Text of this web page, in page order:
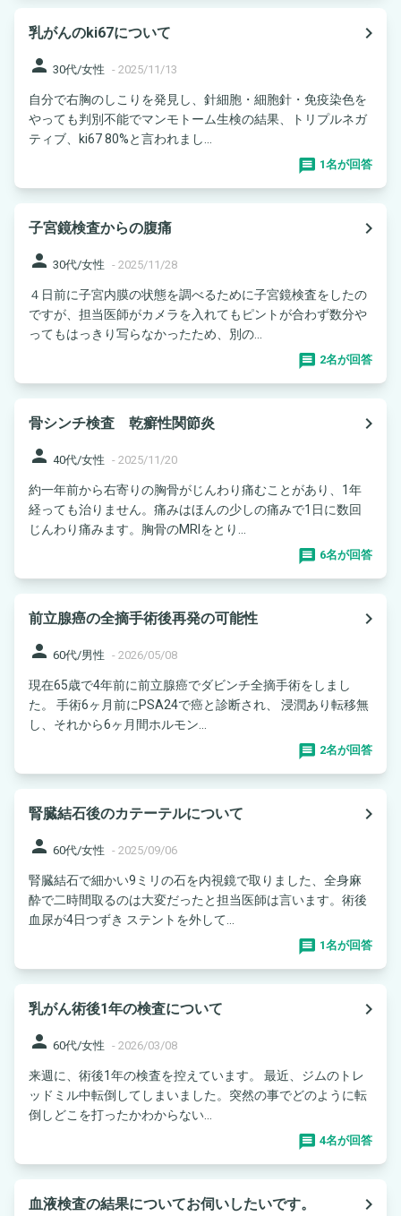
乳がんのki67について
navigate_next
person 30代/女性 - 2025/11/13
自分で右胸のしこりを発見し、針細胞・細胞針・免疫染色を
やっても判別不能でマンモトーム生検の結果、トリプルネガ
ティブ、ki67 80%と言われまし...
1名が回答
子宮鏡検査からの腹痛
navigate_next
person 30代/女性 - 2025/11/28
４日前に子宮内膜の状態を調べるために子宮鏡検査をしたの
ですが、担当医師がカメラを入れてもピントが合わず数分や
ってもはっきり写らなかったため、別の...
2名が回答
骨シンチ検査 乾癬性関節炎
navigate_next
person 40代/女性 - 2025/11/20
約一年前から右寄りの胸骨がじんわり痛むことがあり、1年
経っても治りません。痛みはほんの少しの痛みで1日に数回
じんわり痛みます。胸骨のMRIをとり...
6名が回答
前立腺癌の全摘手術後再発の可能性
navigate_next
person 60代/男性 - 2026/05/08
現在65歳で4年前に前立腺癌でダビンチ全摘手術をしまし
た。 手術6ヶ月前にPSA24で癌と診断され、 浸潤あり転移無
し、それから6ヶ月間ホルモン...
2名が回答
腎臓結石後のカテーテルについて
navigate_next
person 60代/女性 - 2025/09/06
腎臓結石で細かい9ミリの石を内視鏡で取りました、全身麻
酔で二時間取るのは大変だったと担当医師は言います。術後
血尿が4日つずき ステントを外して...
1名が回答
乳がん術後1年の検査について
navigate_next
person 60代/女性 - 2026/03/08
来週に、術後1年の検査を控えています。 最近、ジムのトレ
ッドミル中転倒してしまいました。突然の事でどのように転
倒しどこを打ったかわからない...
4名が回答
血液検査の結果についてお伺いしたいです。
navigate_next